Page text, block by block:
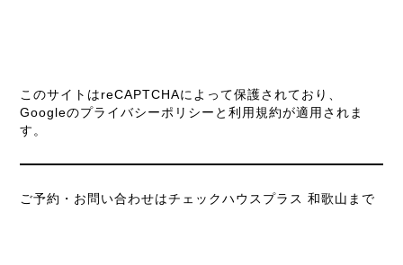
このサイトはreCAPTCHAによって保護されており、
Googleのプライバシーポリシー と利用規約が適用されま
す。
ご予約・お問い合わせはチェックハウスプラス 和歌山まで